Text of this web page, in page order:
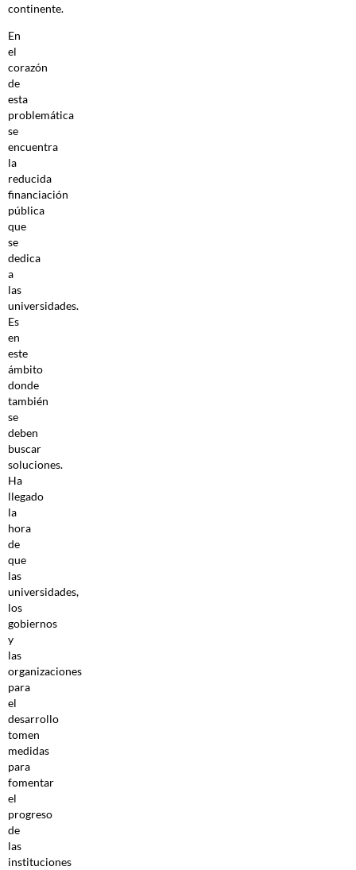
continente.
En
el
corazón
de
esta
problemática
se
encuentra
la
reducida
financiación
pública
que
se
dedica
a
las
universidades.
Es
en
este
ámbito
donde
también
se
deben
buscar
soluciones.
Ha
llegado
la
hora
de
que
las
universidades,
los
gobiernos
y
las
organizaciones
para
el
desarrollo
tomen
medidas
para
fomentar
el
progreso
de
las
instituciones